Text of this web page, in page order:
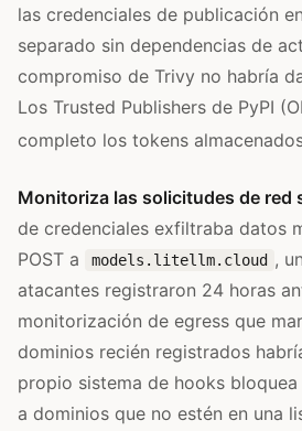
las credenciales de publicación
separado sin dependencias de
compromiso de Trivy no habría
Los Trusted Publishers de PyPI
completo los tokens
Monitoriza las solicitudes de red
de credenciales exfiltraba datos
POST a
models.litellm.cloud ,
atacantes registraron 24 horas
monitorización de egress que
dominios recién registrados
propio sistema de hooks
a dominios que no estén en una